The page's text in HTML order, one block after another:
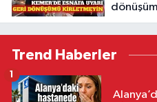
dönüşüm
Trend Haberler
1